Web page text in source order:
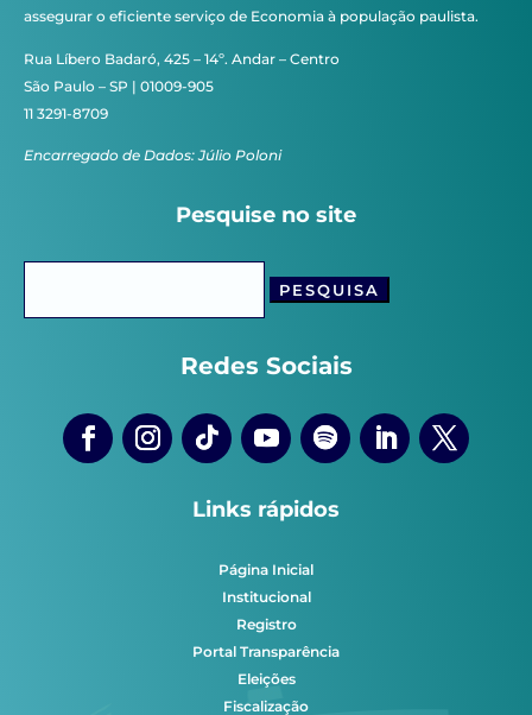
assegurar o eficiente serviço de Economia à população paulista.
Rua Líbero Badaró, 425 – 14º. Andar – Centro
São Paulo – SP | 01009-905
11 3291-8709
Encarregado de Dados: Júlio Poloni
Pesquise no site
Redes Sociais
Links rápidos
Página Inicial
Institucional
Registro
Portal Transparência
Eleições
Fiscalização